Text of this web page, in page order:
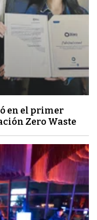
en el primer
Zero Waste